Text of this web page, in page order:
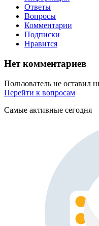
Ответы
Вопросы
Комментарии
Подписки
Нравится
Нет комментариев
Пользователь не оставил
Перейти к вопросам
Самые активные сегодня